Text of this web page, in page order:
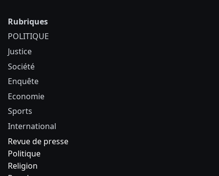
Rubriques
POLITIQUE
Justice
Société
Enquête
Economie
Sports
International
Revue de presse
Politique
Religion